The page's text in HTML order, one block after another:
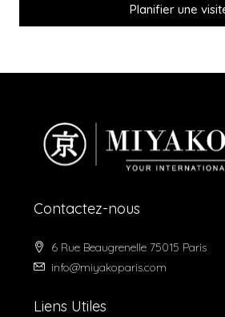
Planifier une
Contactez-nous
6 Rue Beaugrenelle 75015 Paris
info@miyakoparis.com
Liens Utiles